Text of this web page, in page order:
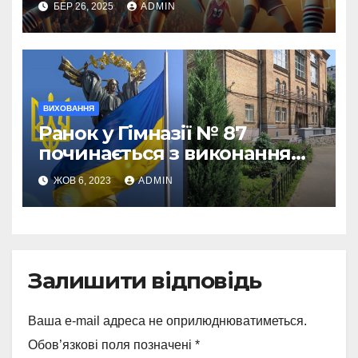
об паркет.
БЕР 26, 2025 ADMIN
ВИХОВАННЯ
Ранок у Гімназії № 87
починається з виконання
Державного Гімну України
ЖОВ 6, 2023 ADMIN
Залишити відповідь
Ваша e-mail адреса не оприлюднюватиметься.
Обов’язкові поля позначені *